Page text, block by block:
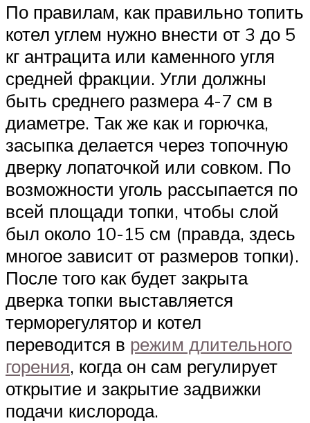
По правилам, как правильно топить
котел углем нужно внести от 3 до 5
кг антрацита или каменного угля
средней фракции. Угли должны
быть среднего размера 4-7 см в
диаметре. Так же как и горючка,
засыпка делается через топочную
дверку лопаточкой или совком. По
возможности уголь рассыпается по
всей площади топки, чтобы слой
был около 10-15 см (правда, здесь
многое зависит от размеров топки).
После того как будет закрыта
дверка топки выставляется
терморегулятор и котел
переводится в режим длительного
горения, когда он сам регулирует
открытие и закрытие задвижки
подачи кислорода.